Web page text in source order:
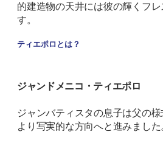
的建造物の天井には彼の輝くフ
す。
ティエポロとは？
ジャンドメニコ・ティエポロ
ジャンバティスタの息子は父の様
より写実的な方向へと進みました